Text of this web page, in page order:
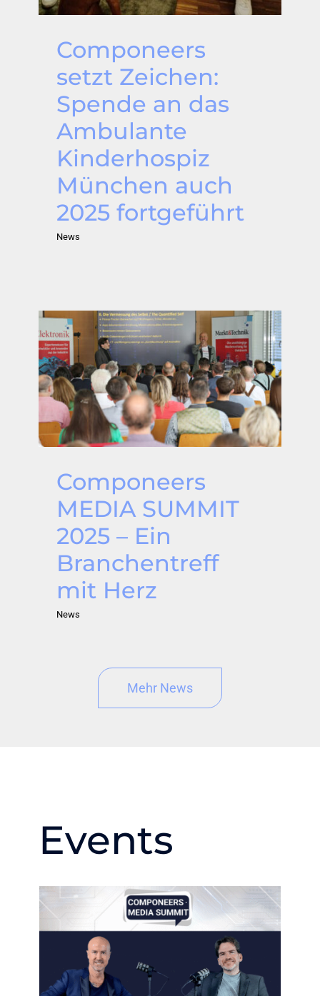
Componeers
setzt Zeichen:
Spende an das
Ambulante
Kinderhospiz
München auch
2025 fortgeführt
News
Componeers
MEDIA SUMMIT
2025 – Ein
Branchentreff
mit Herz
News
Mehr News
Events